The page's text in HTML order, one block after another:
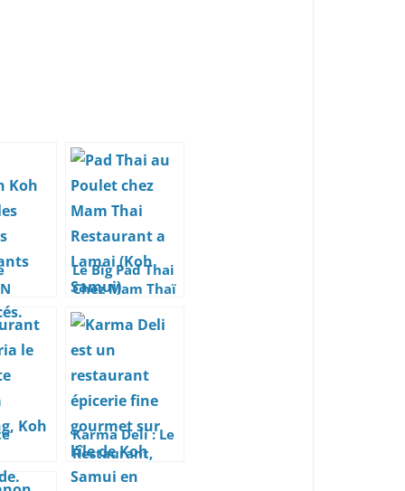
?
Le Big Pad Thai
Chez Mam Thaï
Est À 60 Bahts
&
Karma Deli : Le
Restaurant,
Épicerie Fine et